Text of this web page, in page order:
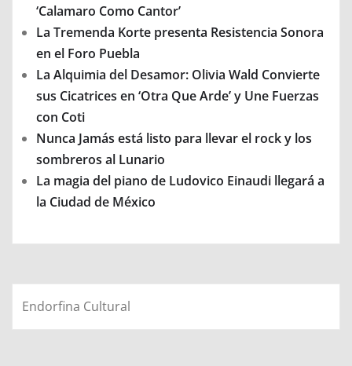
‘Calamaro Como Cantor’
La Tremenda Korte presenta Resistencia Sonora
en el Foro Puebla
La Alquimia del Desamor: Olivia Wald Convierte
sus Cicatrices en ‘Otra Que Arde’ y Une Fuerzas
con Coti
Nunca Jamás está listo para llevar el rock y los
sombreros al Lunario
La magia del piano de Ludovico Einaudi llegará a
la Ciudad de México
Endorfina Cultural